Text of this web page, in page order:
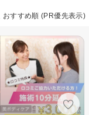
おすすめ順 (PR優先表示)